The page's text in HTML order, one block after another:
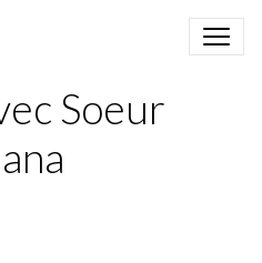
Soeur